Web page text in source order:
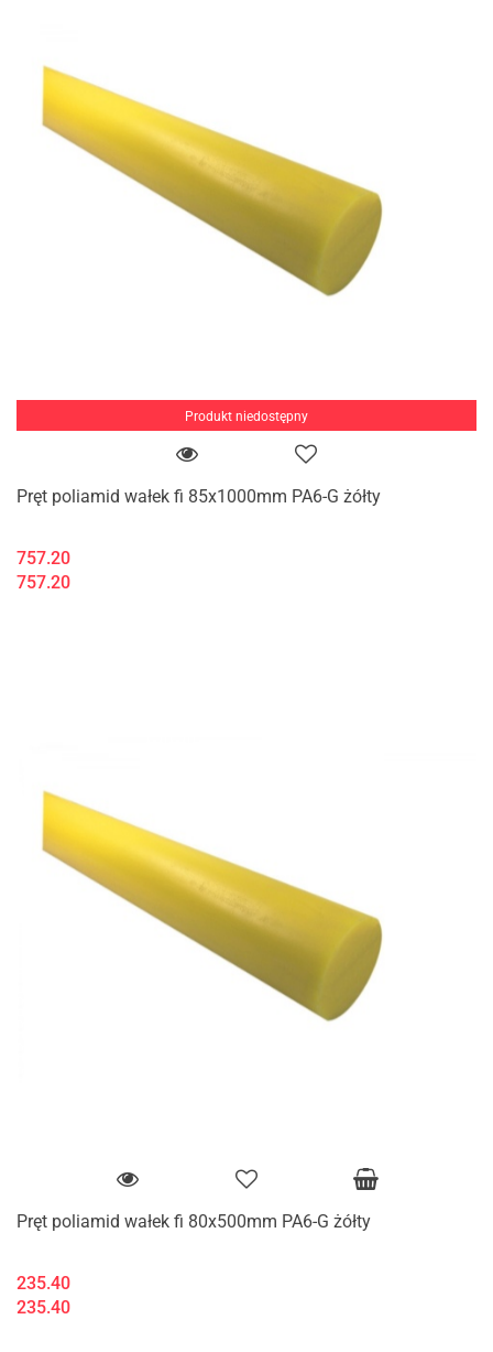
Produkt niedostępny
Pręt poliamid wałek fi 85x1000mm PA6-G żółty
757.20
757.20
Pręt poliamid wałek fi 80x500mm PA6-G żółty
235.40
235.40